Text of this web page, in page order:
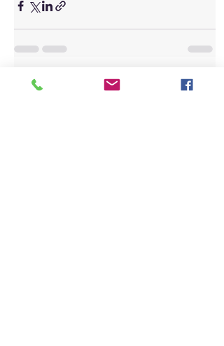
Entradas recientes Ver todo